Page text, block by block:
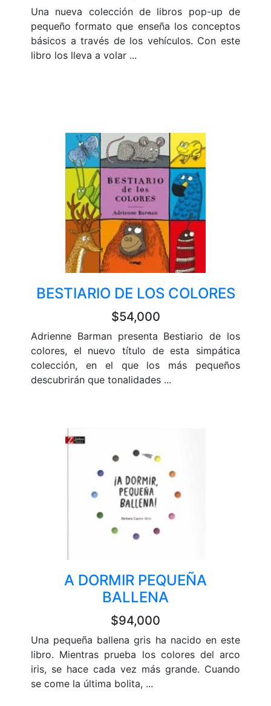
Una nueva colección de libros pop-up de
pequeño formato que enseña los conceptos
básicos a través de los vehículos. Con este
libro los lleva a volar ...
BESTIARIO DE LOS COLORES
$54,000
Adrienne Barman presenta Bestiario de los
colores, el nuevo título de esta simpática
colección, en el que los más pequeños
descubrirán que tonalidades ...
A DORMIR PEQUEÑA
BALLENA
$94,000
Una pequeña ballena gris ha nacido en este
libro. Mientras prueba los colores del arco
iris, se hace cada vez más grande. Cuando
se come la última bolita, ...